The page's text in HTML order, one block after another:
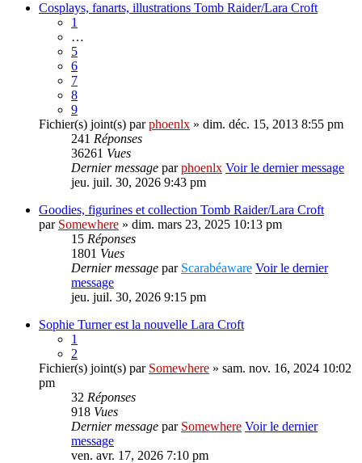
Cosplays, fanarts, illustrations Tomb Raider/Lara Croft
1
…
5
6
7
8
9
Fichier(s) joint(s) parphoenlx » dim. déc. 15, 2013 8:55 pm
241 Réponses
36261 Vues
Dernier message parphoenlx Voir le dernier message
jeu. juil. 30, 2026 9:43 pm
Goodies, figurines et collection Tomb Raider/Lara Croft
par Somewhere » dim. mars 23, 2025 10:13 pm
15 Réponses
1801 Vues
Dernier message par Scarabéaware Voir le dernier
message
jeu. juil. 30, 2026 9:15 pm
Sophie Turner est la nouvelle Lara Croft
1
2
Fichier(s) joint(s) par Somewhere » sam. nov. 16, 2024 10:02
pm
32 Réponses
918 Vues
Dernier message par Somewhere Voir le dernier
message
ven. avr. 17, 2026 7:10 pm